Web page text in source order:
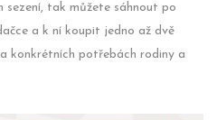
tak můžete sáhnout po
a k ní koupit jedno až dvě
konkrétních potřebách rodiny a